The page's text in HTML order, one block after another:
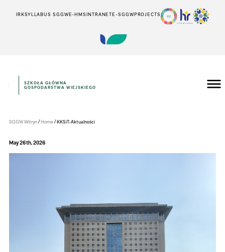
IRKSYLLABUS SGGWE-HMSINTRANETE-SGGWPROJECTS
Instytut
Inżynierii
SZKOŁA GŁÓWNA
GOSPODARSTWA WIEJSKIEGO
SGGW Witryn/Home/KKSiT-Aktualności
May 26th, 2026